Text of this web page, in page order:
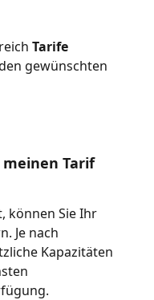
Tarife
gewünschten
meinen Tarif
können Sie Ihr
Je nach
Kapazitäten